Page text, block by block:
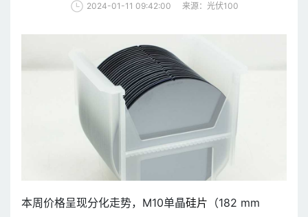
2024-01-11 09:42:00 来源：光伏100
本周价格呈现分化走势，M10单晶硅片 （182 mm